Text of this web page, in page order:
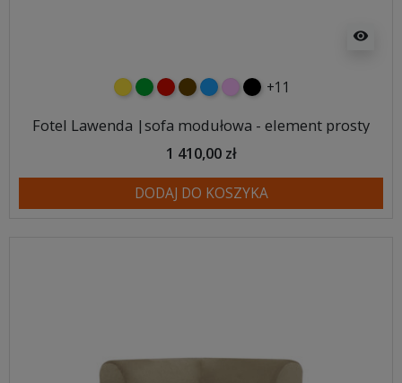
visibility
żółtyzielonyczerwony
czekoladowy
niebieski
różowy
czarny
+11
Fotel Lawenda |sofa modułowa - element prosty
1 410,00 zł
DODAJ DO KOSZYKA